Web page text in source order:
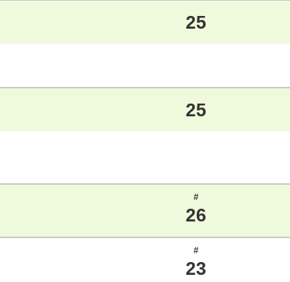
25
25
#
26
#
23